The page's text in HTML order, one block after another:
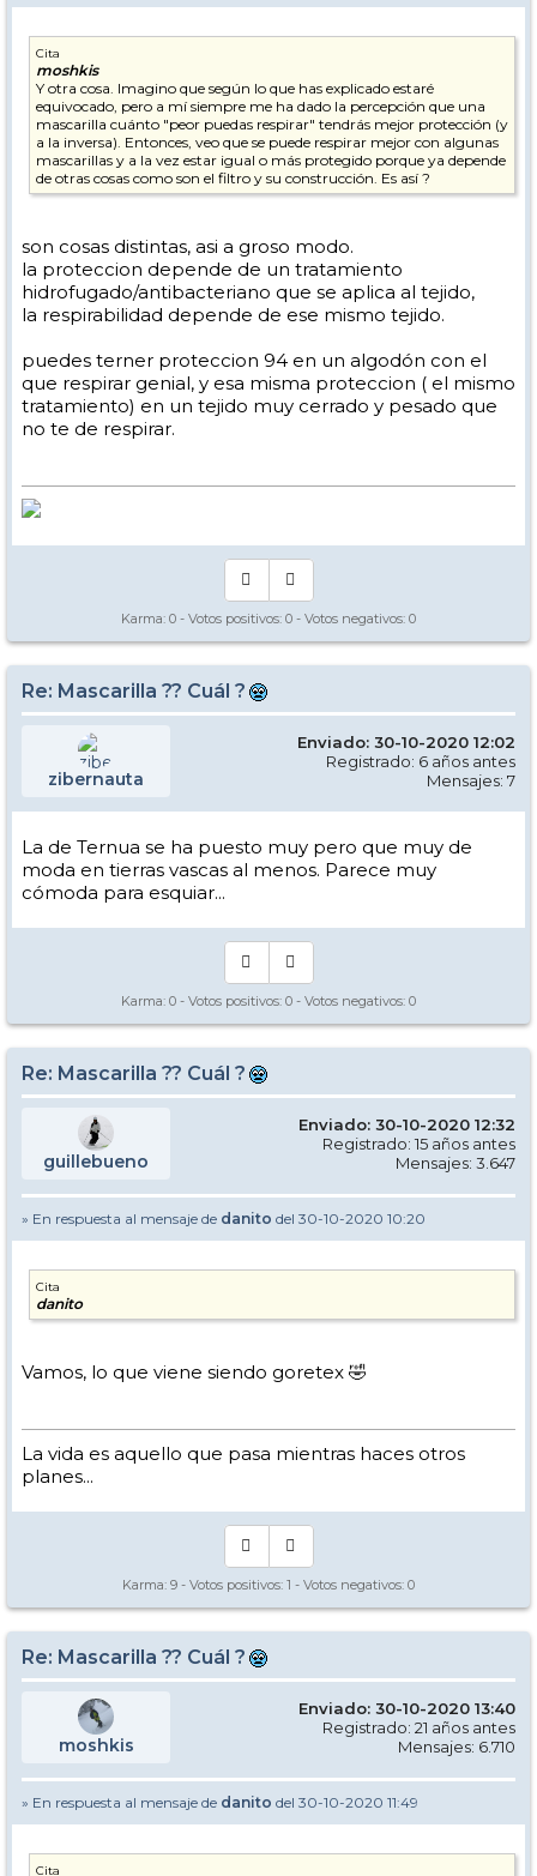
Cita
moshkis
Y otra cosa. Imagino que según lo que has explicado estaré
equivocado, pero a mí siempre me ha dado la percepción que una
mascarilla cuánto "peor puedas respirar" tendrás mejor protección (y
a la inversa). Entonces, veo que se puede respirar mejor con algunas
mascarillas y a la vez estar igual o más protegido porque ya depende
de otras cosas como son el filtro y su construcción. Es así ?
son cosas distintas, asi a groso modo.
la proteccion depende de un tratamiento
hidrofugado/antibacteriano que se aplica al tejido,
la respirabilidad depende de ese mismo tejido.
puedes terner proteccion 94 en un algodón con el
que respirar genial, y esa misma proteccion ( el mismo
tratamiento) en un tejido muy cerrado y pesado que
no te de respirar.
Karma: 0 - Votos positivos: 0 - Votos negativos: 0
Re: Mascarilla ?? Cuál ?
zibernauta
Enviado: 30-10-2020 12:02
Registrado: 6 años antes
Mensajes: 7
La de Ternua se ha puesto muy pero que muy de
moda en tierras vascas al menos. Parece muy
cómoda para esquiar...
Karma: 0 - Votos positivos: 0 - Votos negativos: 0
Re: Mascarilla ?? Cuál ?
guillebueno
Enviado: 30-10-2020 12:32
Registrado: 15 años antes
Mensajes: 3.647
» En respuesta al mensaje de danito del 30-10-2020 10:20
Cita
danito
Vamos, lo que viene siendo goretex 🤣
La vida es aquello que pasa mientras haces otros
planes...
Karma: 9 - Votos positivos: 1 - Votos negativos: 0
Re: Mascarilla ?? Cuál ?
moshkis
Enviado: 30-10-2020 13:40
Registrado: 21 años antes
Mensajes: 6.710
» En respuesta al mensaje de danito del 30-10-2020 11:49
Cita